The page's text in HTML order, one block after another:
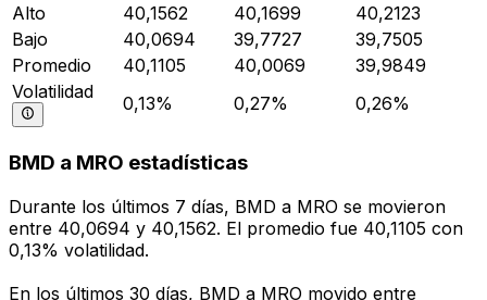
Alto
40,1562 40,1699
40,2123
Bajo
40,0694 39,7727
39,7505
Promedio
40,1105 40,0069
39,9849
Volatilidad
0,13% 0,27% 0,26%
BMD a MRO estadísticas
Durante los últimos 7 días, BMD a MRO se movieron
entre 40,0694 y 40,1562. El promedio fue 40,1105 con
0,13% volatilidad.
En los últimos 30 días, BMD a MRO movido entre